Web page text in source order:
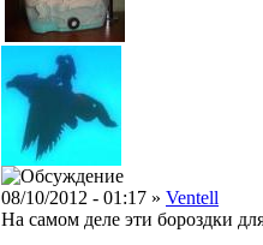
08/10/2012 - 01:17 » Ventell
На самом деле эти бороздки